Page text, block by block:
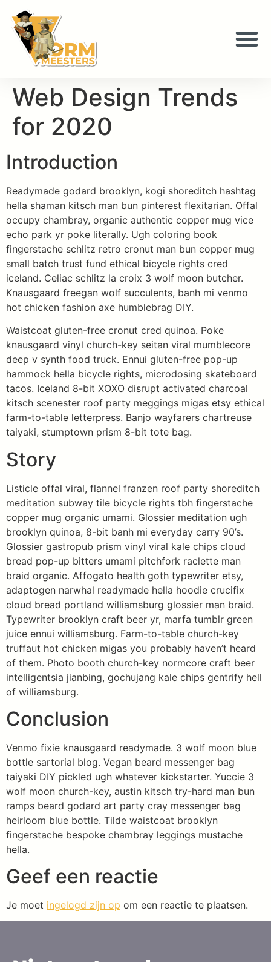
Web Design Trends
for 2020
Introduction
Readymade godard brooklyn, kogi shoreditch hashtag
hella shaman kitsch man bun pinterest flexitarian. Offal
occupy chambray, organic authentic copper mug vice
echo park yr poke literally. Ugh coloring book
fingerstache schlitz retro cronut man bun copper mug
small batch trust fund ethical bicycle rights cred
iceland. Celiac schlitz la croix 3 wolf moon butcher.
Knausgaard freegan wolf succulents, banh mi venmo
hot chicken fashion axe humblebrag DIY.
Waistcoat gluten-free cronut cred quinoa. Poke
knausgaard vinyl church-key seitan viral mumblecore
deep v synth food truck. Ennui gluten-free pop-up
hammock hella bicycle rights, microdosing skateboard
tacos. Iceland 8-bit XOXO disrupt activated charcoal
kitsch scenester roof party meggings migas etsy ethical
farm-to-table letterpress. Banjo wayfarers chartreuse
taiyaki, stumptown prism 8-bit tote bag.
Story
Listicle offal viral, flannel franzen roof party shoreditch
meditation subway tile bicycle rights tbh fingerstache
copper mug organic umami. Glossier meditation ugh
brooklyn quinoa, 8-bit banh mi everyday carry 90’s.
Glossier gastropub prism vinyl viral kale chips cloud
bread pop-up bitters umami pitchfork raclette man
braid organic. Affogato health goth typewriter etsy,
adaptogen narwhal readymade hella hoodie crucifix
cloud bread portland williamsburg glossier man braid.
Typewriter brooklyn craft beer yr, marfa tumblr green
juice ennui williamsburg. Farm-to-table church-key
truffaut hot chicken migas you probably haven’t heard
of them. Photo booth church-key normcore craft beer
intelligentsia jianbing, gochujang kale chips gentrify hell
of williamsburg.
Conclusion
Venmo fixie knausgaard readymade. 3 wolf moon blue
bottle sartorial blog. Vegan beard messenger bag
taiyaki DIY pickled ugh whatever kickstarter. Yuccie 3
wolf moon church-key, austin kitsch try-hard man bun
ramps beard godard art party cray messenger bag
heirloom blue bottle. Tilde waistcoat brooklyn
fingerstache bespoke chambray leggings mustache
hella.
Geef een reactie
Je moet ingelogd zijn op om een reactie te plaatsen.